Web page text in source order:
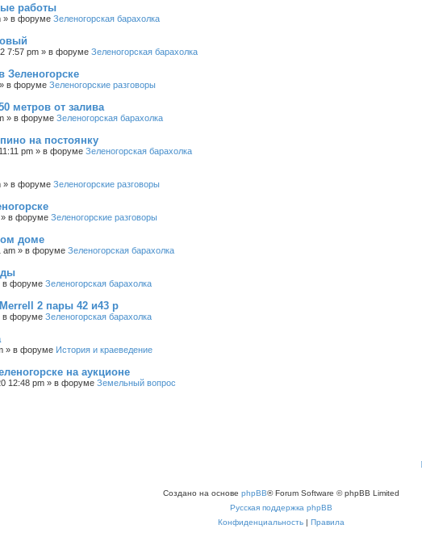
работы
» в форуме Зеленогорская барахолка
7:57 pm » в форуме Зеленогорская барахолка
Зеленогорске
» в форуме Зеленогорские разговоры
метров от залива
» в форуме Зеленогорская барахолка
на постоянку
pm » в форуме Зеленогорская барахолка
» в форуме Зеленогорские разговоры
» в форуме Зеленогорские разговоры
доме
am » в форуме Зеленогорская барахолка
в форуме Зеленогорская барахолка
2 пары 42 и43 р
в форуме Зеленогорская барахолка
» в форуме История и краеведение
на аукционе
12:48 pm » в форуме Земельный вопрос
Создано на основе phpBB® Forum Software © phpBB Limited
Русская поддержка phpBB
Конфиденциальность| Правила